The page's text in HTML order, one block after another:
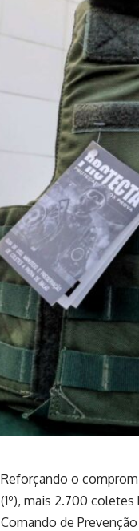
Reforçando o
(1º), mais 2.700
Comando de